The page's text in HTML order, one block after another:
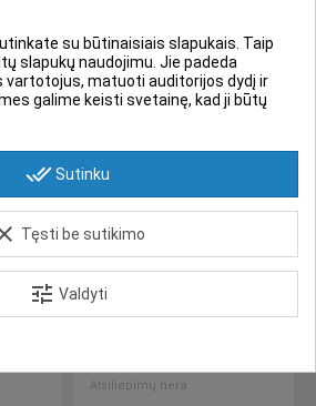
LAUŽAVIETĖS
„QUADRUM“
Atsiliepimų nėra
su būtinaisiais slapukais. Taip
slapukų naudojimu. Jie padeda
matuoti auditorijos dydį ir
galime keisti svetainę, kad ji būtų
done_allSutinku
Tęsti be sutikimo
tune Valdyti